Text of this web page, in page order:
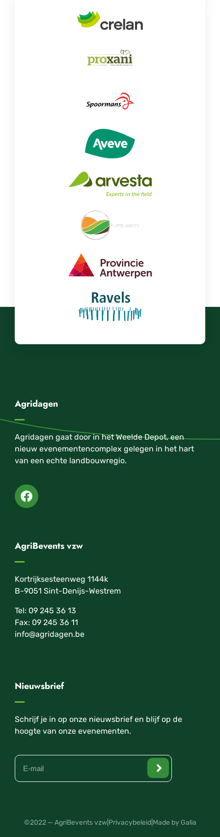
Agridagen
Agridagen gaat door in het Weelde Depot, een
nieuw evenementencomplex gelegen in het hart
van een echte landbouwregio.
AgriBevents vzw
Kortrijksesteenweg 1144k
B-9051 Sint-Denijs-Westrem
Tel: 09 245 36 13
Fax: 09 245 36 11
info@agridagen.be
Nieuwsbrief
Schrijf je in op onze nieuwsbrief en blijf op de
hoogte van onze evenementen.
©2022 — AgriBevents vzw| Privacybeleid| Made by Galia